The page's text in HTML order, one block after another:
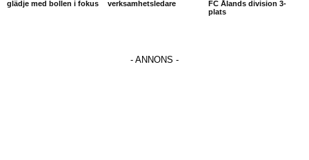
glädje med bollen i fokus
verksamhetsledare
FC Ålands division 3-
plats